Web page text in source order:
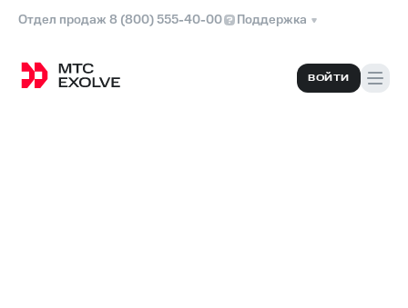
Отдел продаж 8 (800) 555-40-00 Поддержка
ВОЙТИ